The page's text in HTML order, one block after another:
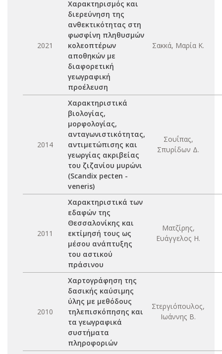
2021
Χαρακτηρισμός και
διερεύνηση της
ανθεκτικότητας στη
φωσφίνη πληθυσμών
κολεοπτέρων
αποθηκών με
διαφορετική
γεωγραφική
προέλευση
Σακκά, Μαρία Κ.
2014
Χαρακτηριστικά
βιολογίας,
μορφολογίας,
ανταγωνιστικότητας,
αντιμετώπισης και
γεωργίας ακριβείας
του ζιζανίου μυρώνι
(Scandix pecten -
veneris)
Σουΐπας,
Σπυρίδων Δ.
2011
Χαρακτηριστικά των
εδαφών της
Θεσσαλονίκης και
εκτίμησή τους ως
μέσου ανάπτυξης
του αστικού
πράσινου
Ματζίρης,
Ευάγγελος Η.
2010
Χαρτογράφηση της
δασικής καύσιμης
ύλης με μεθόδους
τηλεπισκόπησης και
τα γεωγραφικά
συστήματα
πληροφοριών
Στεργιόπουλος,
Ιωάννης Β.